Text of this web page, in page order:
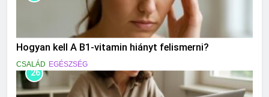
Hogyan kell A B1-vitamin hiányt felismerni?
CSALÁD EGÉSZSÉG
26